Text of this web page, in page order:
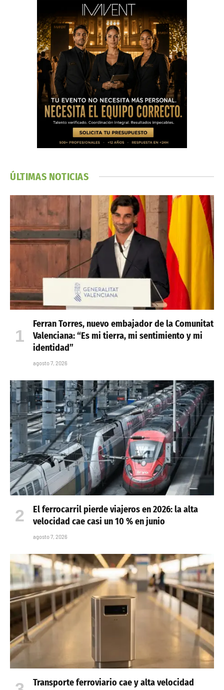
ÚLTIMAS NOTICIAS
Ferran Torres, nuevo embajador de la Comunitat
Valenciana: “Es mi tierra, mi sentimiento y mi
identidad”
agosto 7, 2026
El ferrocarril pierde viajeros en 2026: la alta
velocidad cae casi un 10 % en junio
agosto 7, 2026
Transporte ferroviario cae y alta velocidad